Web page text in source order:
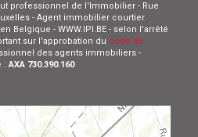
professionnel de l'Immobilier - Rue
- Agent immobilier courtier
Belgique - WWW.IPI.BE - selon l'arrêté
sur l'approbation du code de
des agents immobiliers -
:AXA 730.390.160